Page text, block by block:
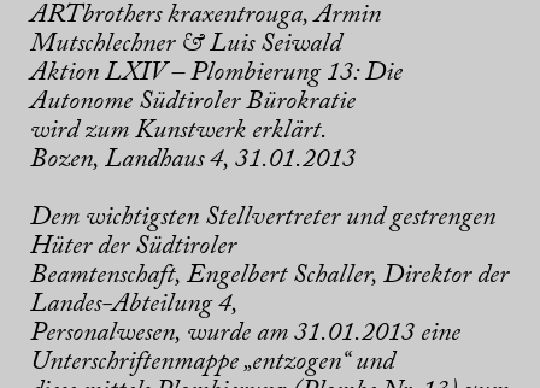
ARTbrothers kraxentrouga, Armin
Mutschlechner & Luis Seiwald
Aktion LXIV – Plombierung 13: Die
Autonome Südtiroler Bürokratie
wird zum Kunstwerk erklärt.
Bozen, Landhaus 4, 31.01.2013
Dem wichtigsten Stellvertreter und gestrengen
Hüter der Südtiroler
Beamtenschaft, Engelbert Schaller, Direktor der
Landes-Abteilung 4,
Personalwesen, wurde am 31.01.2013 eine
Unterschriftenmappe „entzogen“ und